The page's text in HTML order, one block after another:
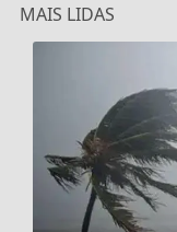
MAIS LIDAS